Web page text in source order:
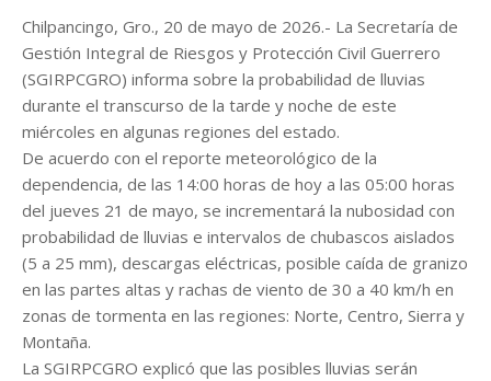
Chilpancingo, Gro., 20 de mayo de 2026.- La Secretaría de
Gestión Integral de Riesgos y Protección Civil Guerrero
(SGIRPCGRO) informa sobre la probabilidad de lluvias
durante el transcurso de la tarde y noche de este
miércoles en algunas regiones del estado.
De acuerdo con el reporte meteorológico de la
dependencia, de las 14:00 horas de hoy a las 05:00 horas
del jueves 21 de mayo, se incrementará la nubosidad con
probabilidad de lluvias e intervalos de chubascos aislados
(5 a 25 mm), descargas eléctricas, posible caída de granizo
en las partes altas y rachas de viento de 30 a 40 km/h en
zonas de tormenta en las regiones: Norte, Centro, Sierra y
Montaña.
La SGIRPCGRO explicó que las posibles lluvias serán